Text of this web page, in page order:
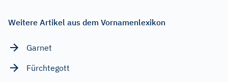
Weitere Artikel aus dem Vornamenlexikon
Garnet
Fürchtegott